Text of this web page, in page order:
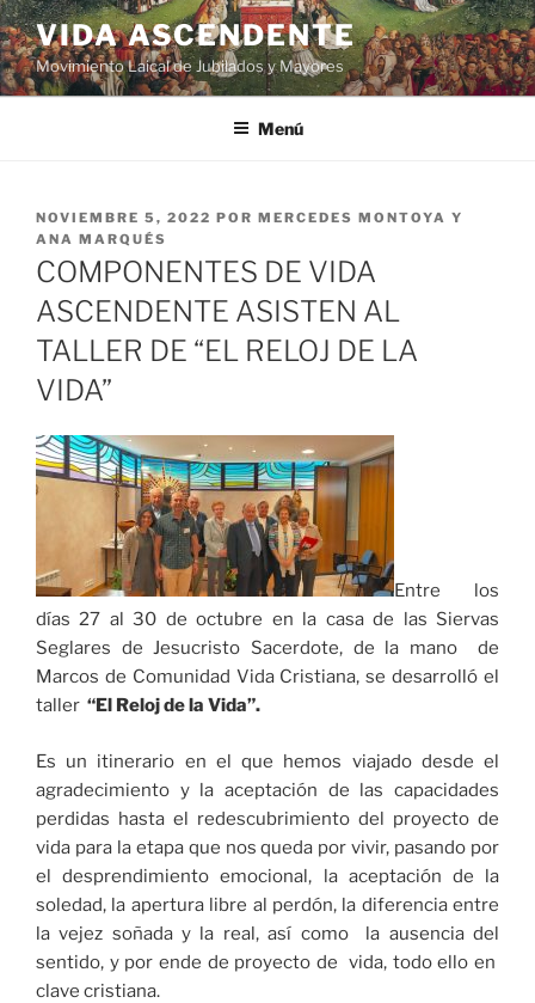
VIDA ASCENDENTE
Movimiento Laical de Jubilados y Mayores
Menú
NOVIEMBRE 5, 2022 POR MERCEDES MONTOYA Y
ANA MARQUÉS
COMPONENTES DE VIDA
ASCENDENTE ASISTEN AL
TALLER DE “EL RELOJ DE LA
VIDA”
Entre los
días 27 al 30 de octubre en la casa de las Siervas
Seglares de Jesucristo Sacerdote, de la mano de
Marcos de Comunidad Vida Cristiana, se desarrolló el
taller “El Reloj de la Vida”.
Es un itinerario en el que hemos viajado desde el
agradecimiento y la aceptación de las capacidades
perdidas hasta el redescubrimiento del proyecto de
vida para la etapa que nos queda por vivir, pasando por
el desprendimiento emocional, la aceptación de la
soledad, la apertura libre al perdón, la diferencia entre
la vejez soñada y la real, así como la ausencia del
sentido, y por ende de proyecto de vida, todo ello en
clave cristiana.